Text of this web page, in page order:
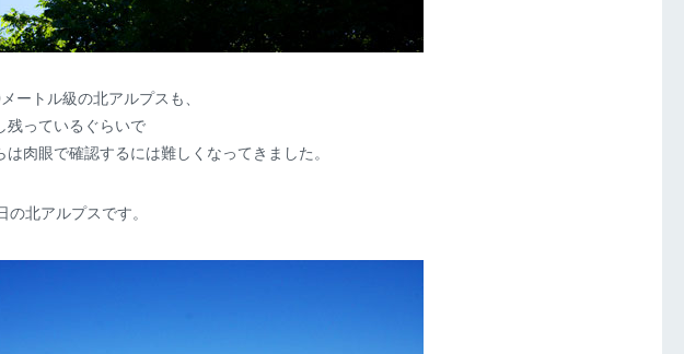
ートル級の北アルプスも、
残っているぐらいで
は肉眼で確認するには難しくなってきました。
の北アルプスです。